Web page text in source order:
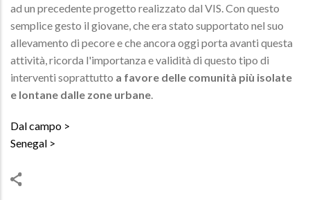
ad un precedente progetto realizzato dal VIS. Con questo
semplice gesto il giovane, che era stato supportato nel suo
allevamento di pecore e che ancora oggi porta avanti questa
attività, ricorda l'importanza e validità di questo tipo di
interventi soprattutto a favore delle comunità più isolate
e lontane dalle zone urbane
Dal campo
Senegal